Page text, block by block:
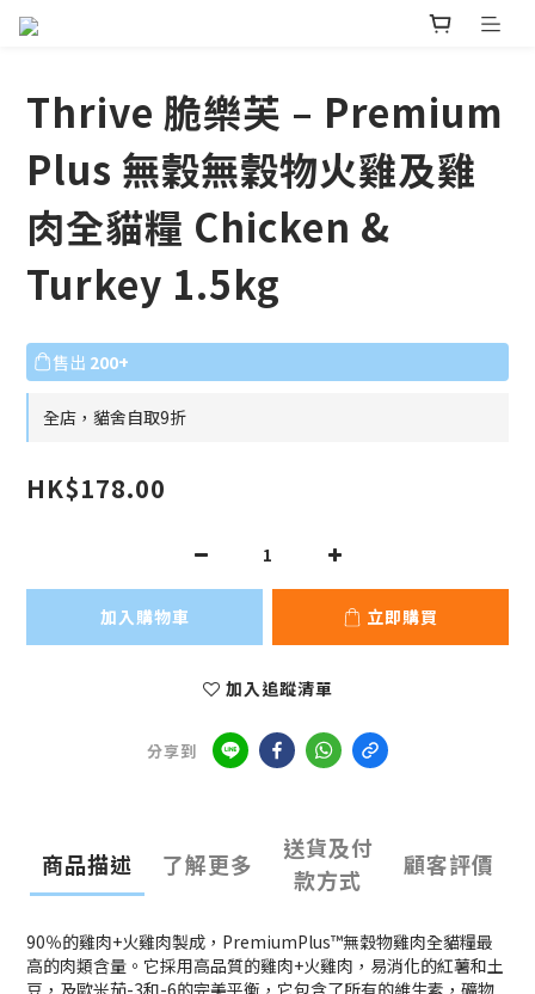
Thrive 脆樂芙 – Premium
Plus 無穀無穀物火雞及雞
肉全貓糧 Chicken &
Turkey 1.5kg
售出 200+
全店，貓舍自取9折
HK$178.00
加入購物車 立即購買
加入追蹤清單
分享到
商品描述 了解更多
送貨及付
款方式
顧客評價
90％的雞肉+火雞肉製成，PremiumPlus™無穀物雞肉全貓糧最
高的肉類含量。它採用高品質的雞肉+火雞肉，易消化的紅薯和土